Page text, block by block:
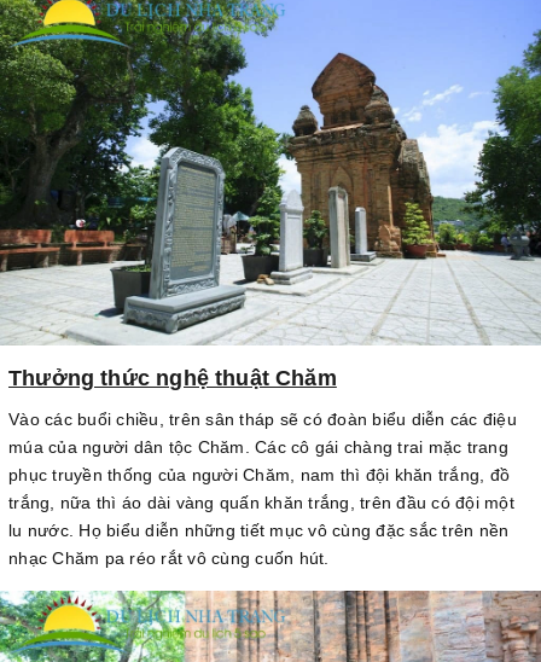
Thưởng thức nghệ thuật Chăm
Vào các buổi chiều, trên sân tháp sẽ có đoàn biểu diễn các điệu
múa của người dân tộc Chăm. Các cô gái chàng trai mặc trang
phục truyền thống của người Chăm, nam thì đội khăn trắng, đồ
trắng, nữa thì áo dài vàng quấn khăn trắng, trên đầu có đội một
lu nước. Họ biểu diễn những tiết mục vô cùng đặc sắc trên nền
nhạc Chăm pa réo rắt vô cùng cuốn hút.